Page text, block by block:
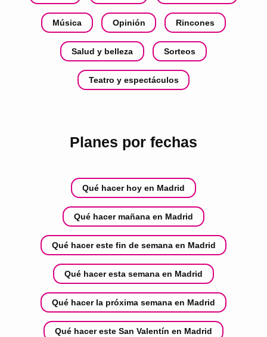
Música Opinión Rincones
Salud y belleza Sorteos
Teatro y espectáculos
Planes por fechas
Qué hacer hoy en Madrid
Qué hacer mañana en Madrid
Qué hacer este fin de semana en Madrid
Qué hacer esta semana en Madrid
Qué hacer la próxima semana en Madrid
Qué hacer este San Valentín en Madrid